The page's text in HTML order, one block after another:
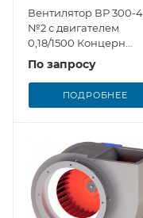
Вентилятор ВР 300-
№2 с двигателем
0,18/1500 Концерн
Медведь
По запросу
ПОДРОБНЕЕ